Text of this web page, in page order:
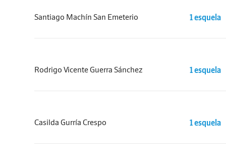
Santiago Machín San Emeterio 1 esquela
Rodrigo Vicente Guerra Sánchez 1 esquela
Casilda Gurría Crespo 1 esquela